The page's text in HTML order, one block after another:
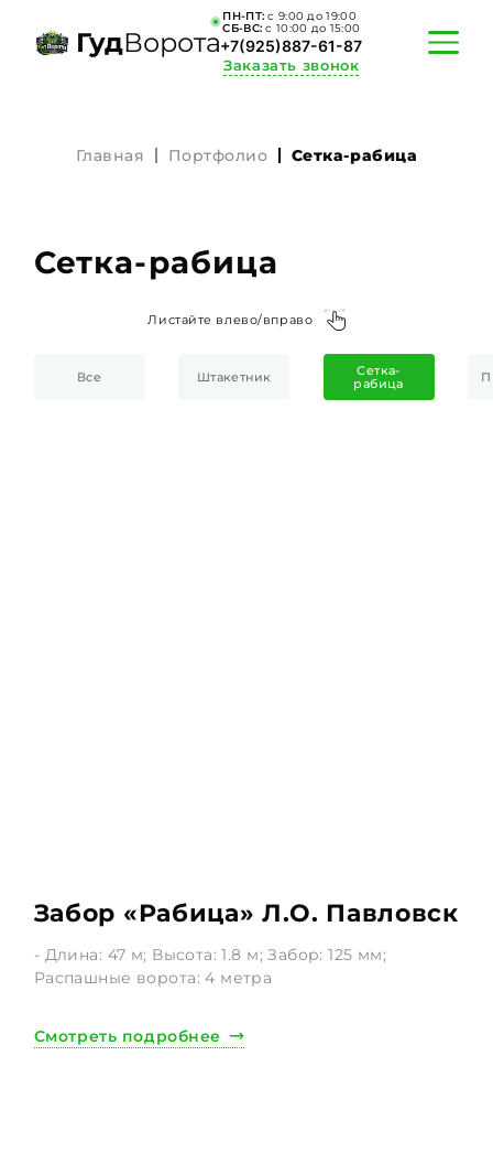
ГудВорота
ПН-ПТ: c 9:00 до 19:00
СБ-ВС: c 10:00 до 15:00
+7(925)887-61-87
Заказать звонок
ПОРТФОЛИО
КАЛЬКУЛЯТОР
О КОМПАНИИ
ИНФОРМАЦИЯ
Главная Портфолио Сетка-рабица
Сетка-рабица
Листайте влево/вправо
Все Штакетник
Сетка-
рабица
Забор «Рабица» Л.О. Павловск
- Длина: 47 м; Высота: 1.8 м; Забор: 125 мм;
Распашные ворота: 4 метра
Смотреть подробнее